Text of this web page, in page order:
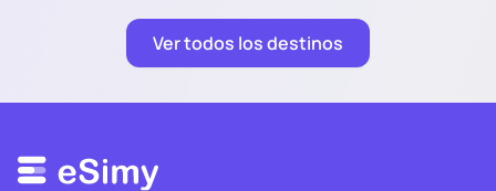
Ver todos los destinos